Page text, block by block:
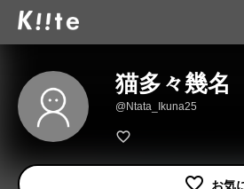
猫多々幾名
@Ntata_Ikuna25